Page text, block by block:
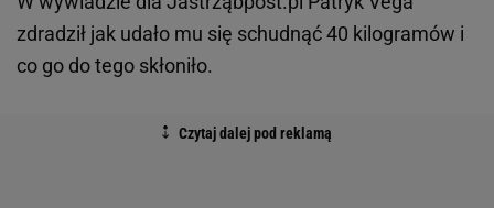
zdradził jak udało mu się schudnąć 40 kilogramów i
co go do tego skłoniło.